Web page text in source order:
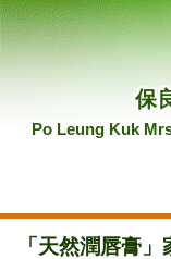
保
Po Leung Kuk
「天然潤唇膏